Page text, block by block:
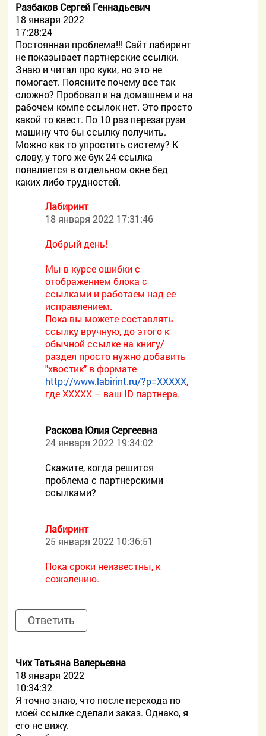
Разбаков Сергей Геннадьевич
18 января 2022
17:28:24
Постоянная проблема!!! Сайт лабиринт
не показывает партнерские ссылки.
Знаю и читал про куки, но это не
помогает. Поясните почему все так
сложно? Пробовал и на домашнем и на
рабочем компе ссылок нет. Это просто
какой то квест. По 10 раз перезагрузи
машину что бы ссылку получить.
Можно как то упростить систему? К
слову, у того же бук 24 ссылка
появляется в отдельном окне бед
каких либо трудностей.
Лабиринт
18 января 2022 17:31:46
Добрый день!
Мы в курсе ошибки с
отображением блока с
ссылками и работаем над ее
исправлением.
Пока вы можете составлять
ссылку вручную, до этого к
обычной ссылке на книгу/
раздел просто нужно добавить
"хвостик" в формате
http://www.labirint.ru/?p=XXXXX,
где ХХХХХ – ваш ID партнера.
Раскова Юлия Сергеевна
24 января 2022 19:34:02
Скажите, когда решится
проблема с партнерскими
ссылками?
Лабиринт
25 января 2022 10:36:51
Пока сроки неизвестны, к
сожалению.
Ответить
Чих Татьяна Валерьевна
18 января 2022
10:34:32
Я точно знаю, что после перехода по
моей ссылке сделали заказ. Однако, я
его не вижу.